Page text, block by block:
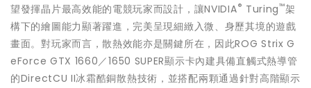
望發揮晶片最高效能的電競玩家而設計，讓NVIDIA® Turing™架
構下的繪圖能力顯著躍進，完美呈現細緻入微、身歷其境的遊戲
畫面。對玩家而言，散熱效能亦是關鍵所在，因此ROG Strix G
eForce GTX 1660／1650 SUPER顯示卡內建具備直觸式熱導管
的DirectCU II冰霜酷銅散熱技術，並搭配兩顆通過針對高階顯示